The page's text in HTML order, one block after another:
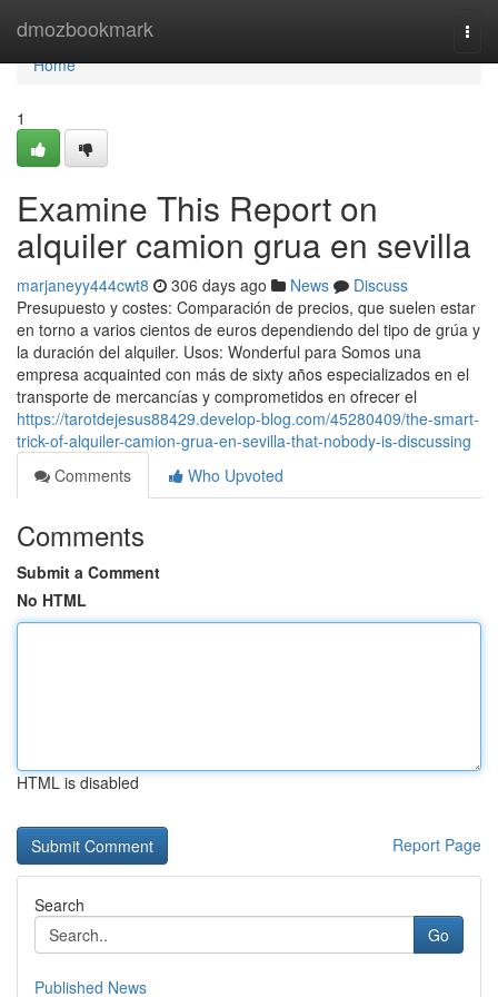
dmozbookmark
Home
Home
1
Examine This Report on
alquiler camion grua en sevilla
marjaneyy444cwt8 306 days ago News
Discuss
Presupuesto y costes: Comparación de precios, que suelen estar
en torno a varios cientos de euros dependiendo del tipo de grúa y
la duración del alquiler. Usos: Wonderful para Somos una
empresa acquainted con más de sixty años especializados en el
transporte de mercancías y comprometidos en ofrecer el
https://tarotdejesus88429.develop-blog.com/45280409/the-smart-
trick-of-alquiler-camion-grua-en-sevilla-that-nobody-is-discussing
Comments
Who Upvoted
Comments
Submit a Comment
No HTML
HTML is disabled
Report Page
Search
Go
Published News